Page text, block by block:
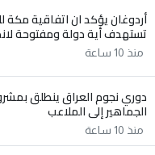
أردوغان يؤكد ان اتفاقية مكة
تستهدف أية دولة ومفتوحة
منذ 10 ساعة
دوري نجوم العراق ينطلق
الجماهير إلى الملاعب
منذ 10 ساعة